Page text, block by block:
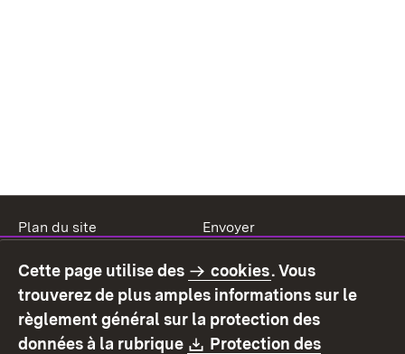
Plan du site
Envoyer
Mode d'emploi
Déclaration sur
l'accessibilité
Contact
Signaler un lien brisé
Cette page utilise des cookies. Vous
trouverez de plus amples informations sur le
règlement général sur la protection des
données à la rubrique
Download:
Protection des